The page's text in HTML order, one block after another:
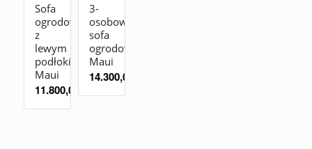
Sofa
ogrodowa
z
lewym
podłokietnikiem
Maui
11.800,00
3-
osobowa
sofa
ogrodowa
Maui
14.300,00